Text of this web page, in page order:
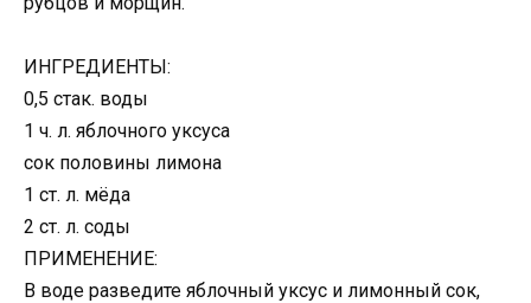
ИНГРЕДИЕНТЫ:
0,5 стак. воды
1 ч. л. яблочного уксуса
сок половины лимона
1 ст. л. мёда
2 ст. л. соды
ПРИМЕНЕНИЕ:
В воде разведите яблочный уксус и лимонный сок,